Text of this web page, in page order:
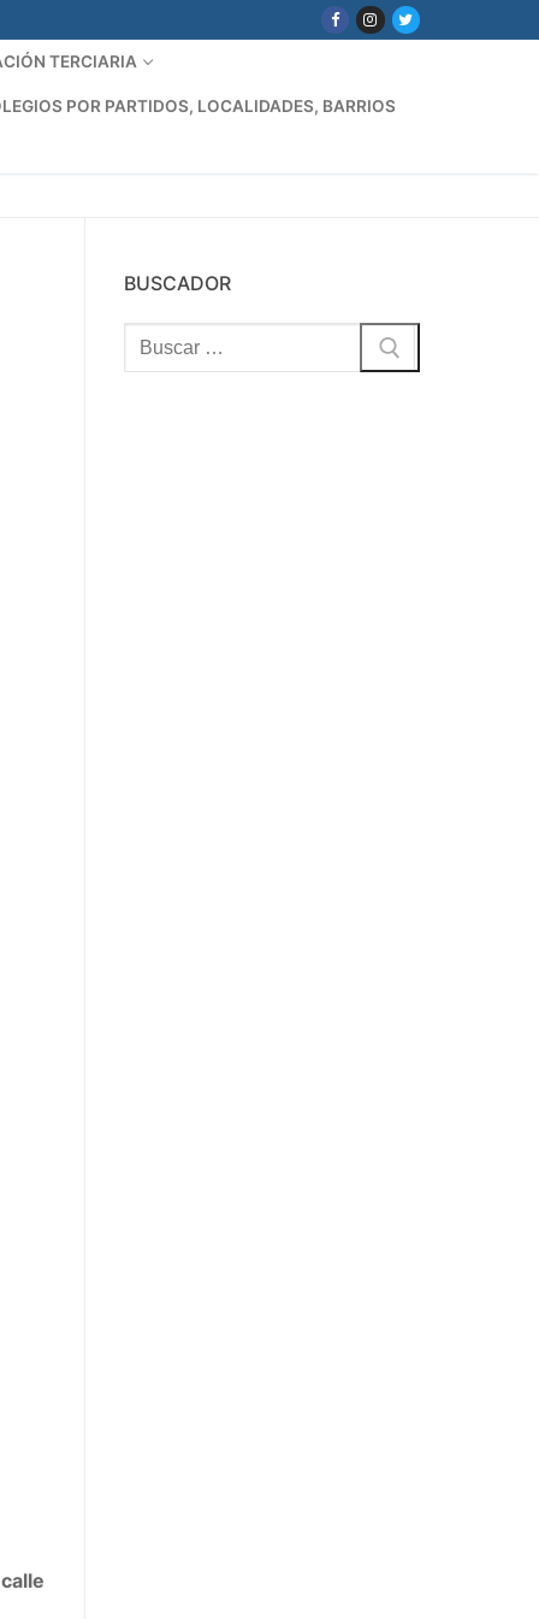
TERCIARIA
POR PARTIDOS, LOCALIDADES, BARRIOS
calle
BUSCADOR
Buscar: